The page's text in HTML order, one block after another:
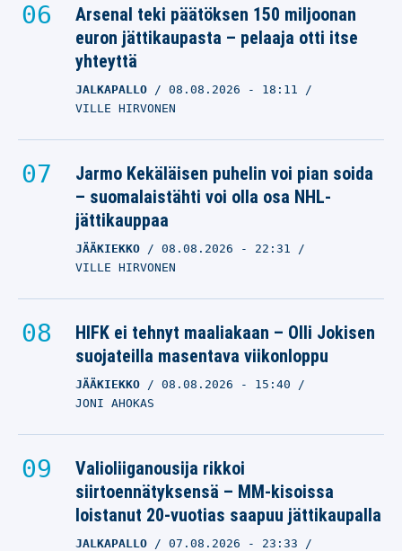
Arsenal teki päätöksen 150 miljoonan
euron jättikaupasta – pelaaja otti itse
yhteyttä
JALKAPALLO 08.08.2026 - 18:11
VILLE HIRVONEN
Jarmo Kekäläisen puhelin voi pian soida
– suomalaistähti voi olla osa NHL-
jättikauppaa
JÄÄKIEKKO 08.08.2026 - 22:31
VILLE HIRVONEN
HIFK ei tehnyt maaliakaan – Olli Jokisen
suojateilla masentava viikonloppu
JÄÄKIEKKO 08.08.2026 - 15:40
JONI AHOKAS
Valioliiganousija rikkoi
siirtoennätyksensä – MM-kisoissa
loistanut 20-vuotias saapuu jättikaupalla
JALKAPALLO 07.08.2026 - 23:33